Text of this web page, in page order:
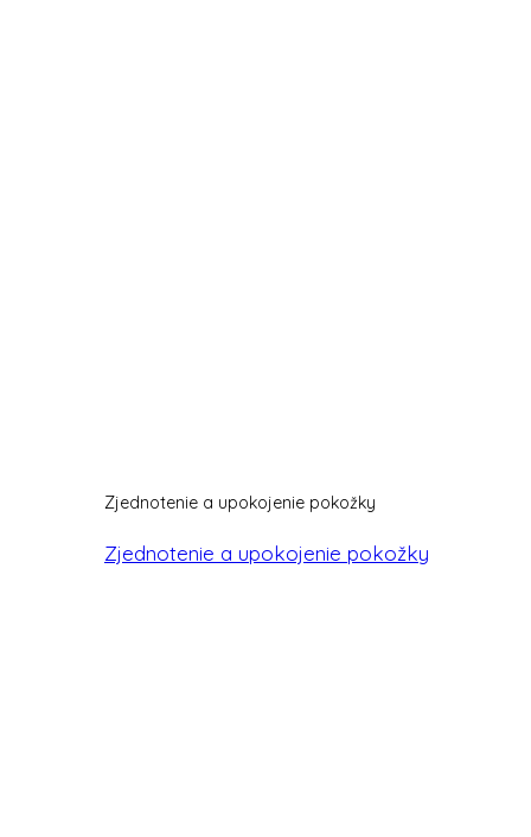
Zjednotenie a upokojenie pokožky
Zjednotenie a upokojenie pokožky